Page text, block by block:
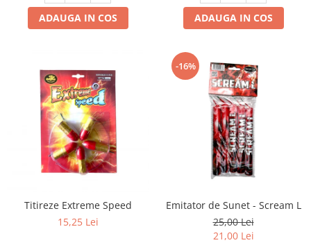
ADAUGA IN COS ADAUGA IN COS
Titireze Extreme Speed
15,25 Lei
-16%
Emitator de Sunet - Scream L
25,00 Lei
21,00 Lei